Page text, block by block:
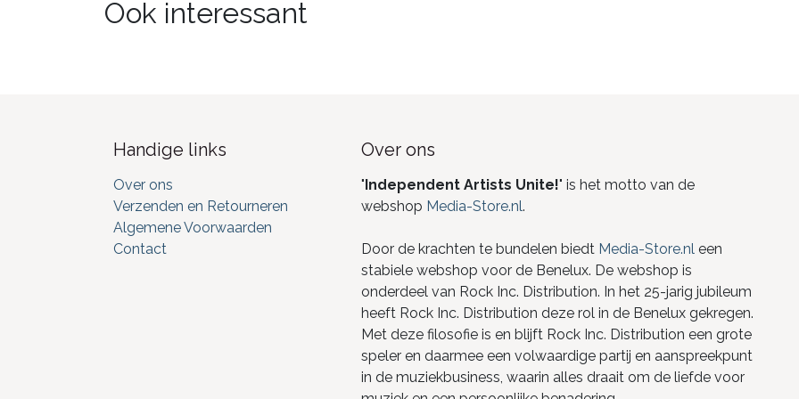
Ook interessant
Handige links
Over ons
Verzenden en Retourneren
Algemene Voorwaarden
Contact
Over ons
"Independent Artists Unite!" is het motto van de
webshop Media-Store.nl.
Door de krachten te bundelen biedt Media-Store.nleen
stabiele webshop voor de Benelux. De webshop is
onderdeel van Rock Inc. Distribution. In het 25-jarig jubileum
heeft Rock Inc. Distribution deze rol in de Benelux gekregen.
Met deze filosofie is en blijft Rock Inc. Distribution een grote
speler en daarmee een volwaardige partij en aanspreekpunt
in de muziekbusiness, waarin alles draait om de liefde voor